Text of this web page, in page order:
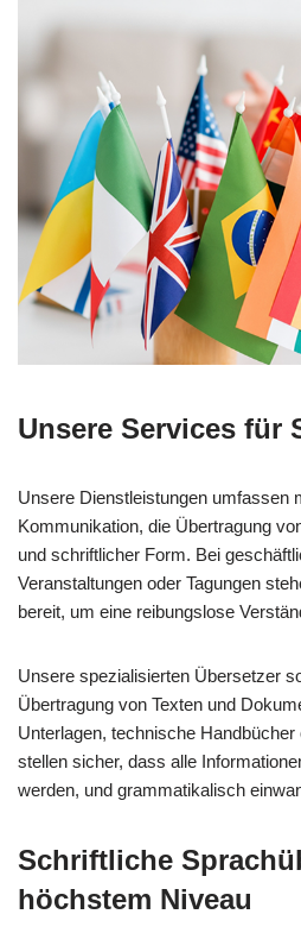
Unsere Services für
Unsere Dienstleistungen umfassen
Kommunikation, die Übertragung
und schriftlicher Form. Bei
Veranstaltungen oder Tagungen
bereit, um eine reibungslose
Unsere spezialisierten Übersetzer
Übertragung von Texten und
Unterlagen, technische
stellen sicher, dass alle
werden, und grammatikalisch
Schriftliche
höchstem Niveau